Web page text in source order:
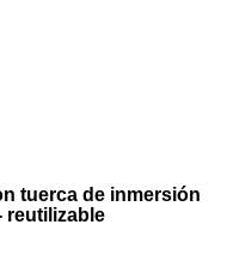
tuerca de inmersión
reutilizable